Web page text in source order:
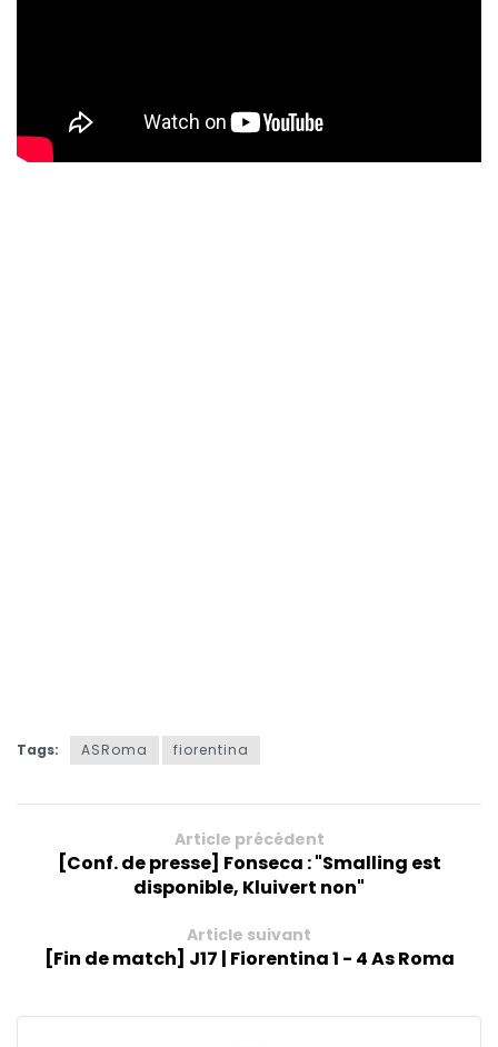
Tags: ASRoma fiorentina
Article précédent
[Conf. de presse] Fonseca : "Smalling est
disponible, Kluivert non"
Article suivant
[Fin de match] J17 | Fiorentina 1 - 4 As Roma